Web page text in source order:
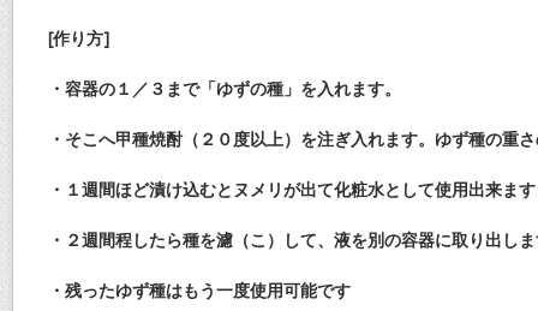
[作り方]
・容器の１／３まで「ゆずの種」を入れます。
・そこへ甲種焼酎（２０度以上）を注ぎ入れます。ゆず種の重
・１週間ほど漬け込むとヌメリが出て化粧水として使用出来ます
・２週間程したら種を濾（こ）して、液を別の容器に取り出し
・残ったゆず種はもう一度使用可能です